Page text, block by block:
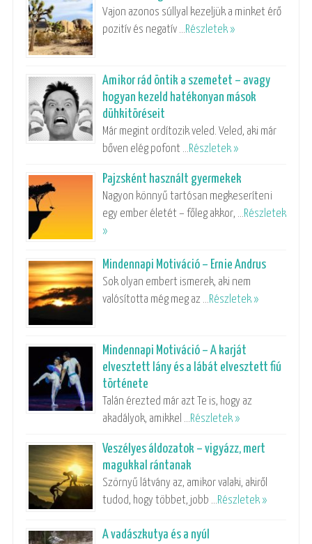
Vajon azonos súllyal kezeljük a minket érő
pozitív és negatív …Részletek »
Amikor rád öntik a szemetet – avagy
hogyan kezeld hatékonyan mások
dühkitöréseit
Már megint ordítozik veled. Veled, aki már
bőven elég pofont …Részletek »
Pajzsként használt gyermekek
Nagyon könnyű tartósan megkeseríteni
egy ember életét – főleg akkor, …Részletek
»
Mindennapi Motiváció – Ernie Andrus
Sok olyan embert ismerek, aki nem
valósította még meg az …Részletek »
Mindennapi Motiváció – A karját
elvesztett lány és a lábát elvesztett fiú
története
Talán érezted már azt Te is, hogy az
akadályok, amikkel …Részletek »
Veszélyes áldozatok – vigyázz, mert
magukkal rántanak
Szörnyű látvány az, amikor valaki, akiről
tudod, hogy többet, jobb …Részletek »
A vadászkutya és a nyúl